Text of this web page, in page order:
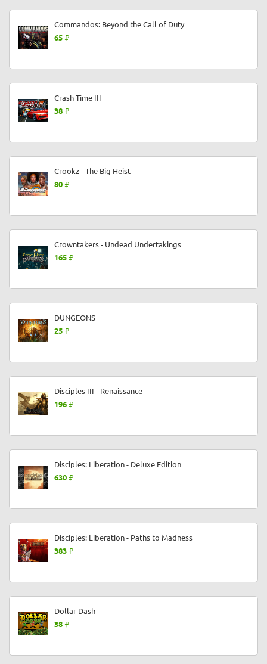
Commandos: Beyond the Call of Duty
65
Crash Time III
38
Crookz - The Big Heist
80
Crowntakers - Undead Undertakings
165
DUNGEONS
25
Disciples III - Renaissance
196
Disciples: Liberation - Deluxe Edition
630
Disciples: Liberation - Paths to Madness
383
Dollar Dash
38